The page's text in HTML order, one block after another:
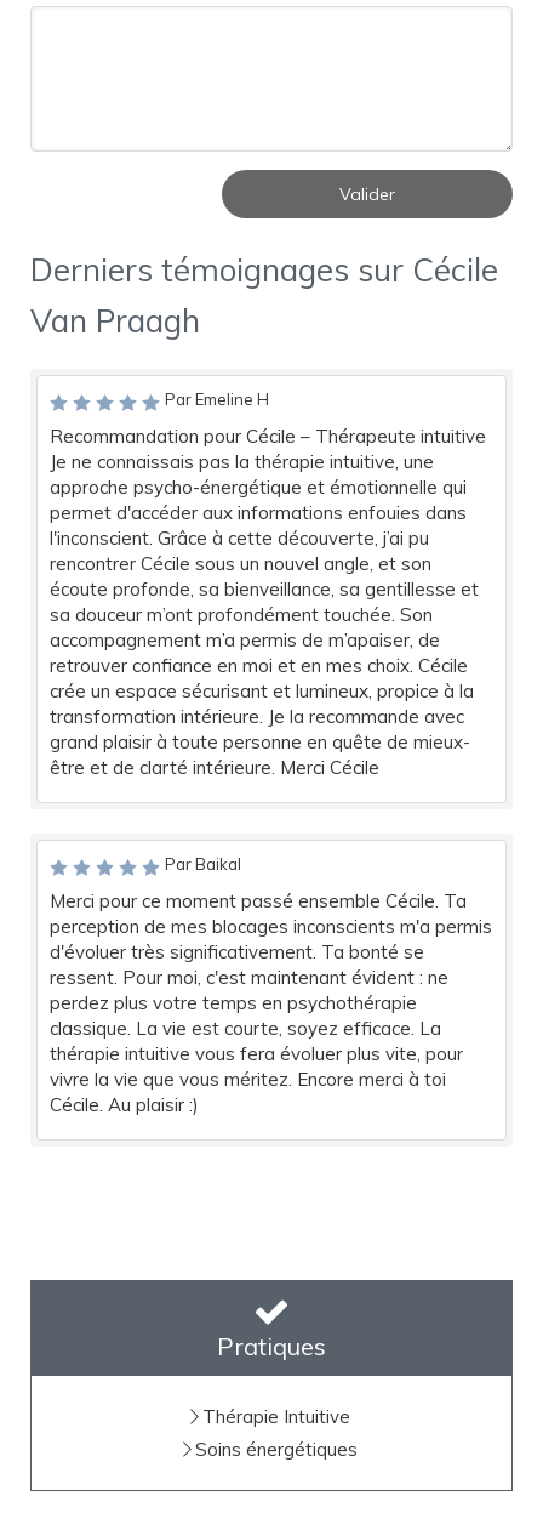
Valider
Derniers témoignages sur Cécile
Van Praagh
Par Emeline H
Recommandation pour Cécile – Thérapeute intuitive
Je ne connaissais pas la thérapie intuitive, une
approche psycho-énergétique et émotionnelle qui
permet d'accéder aux informations enfouies dans
l'inconscient. Grâce à cette découverte, j’ai pu
rencontrer Cécile sous un nouvel angle, et son
écoute profonde, sa bienveillance, sa gentillesse et
sa douceur m’ont profondément touchée. Son
accompagnement m’a permis de m’apaiser, de
retrouver confiance en moi et en mes choix. Cécile
crée un espace sécurisant et lumineux, propice à la
transformation intérieure. Je la recommande avec
grand plaisir à toute personne en quête de mieux-
être et de clarté intérieure. Merci Cécile
Par Baikal
Merci pour ce moment passé ensemble Cécile. Ta
perception de mes blocages inconscients m'a permis
d'évoluer très significativement. Ta bonté se
ressent. Pour moi, c'est maintenant évident : ne
perdez plus votre temps en psychothérapie
classique. La vie est courte, soyez efficace. La
thérapie intuitive vous fera évoluer plus vite, pour
vivre la vie que vous méritez. Encore merci à toi
Cécile. Au plaisir :)
Pratiques
Thérapie Intuitive
Soins énergétiques